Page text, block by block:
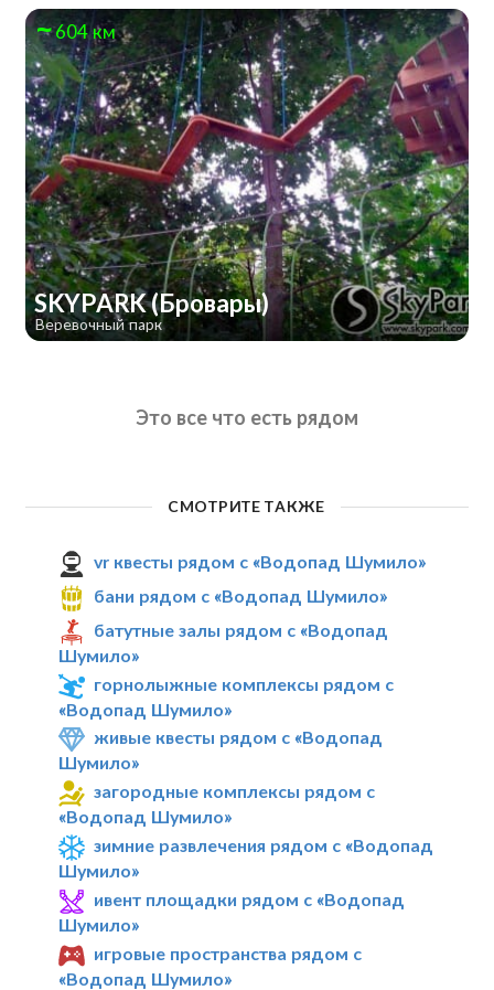
604 км
SKYPARK (Бровары)
Веревочный парк
Это все что есть рядом
СМОТРИТЕ ТАКЖЕ
vr квесты рядом с «Водопад Шумило»
бани рядом с «Водопад Шумило»
батутные залы рядом с «Водопад
Шумило»
горнолыжные комплексы рядом с
«Водопад Шумило»
живые квесты рядом с «Водопад
Шумило»
загородные комплексы рядом с
«Водопад Шумило»
зимние развлечения рядом с «Водопад
Шумило»
ивент площадки рядом с «Водопад
Шумило»
игровые пространства рядом с
«Водопад Шумило»